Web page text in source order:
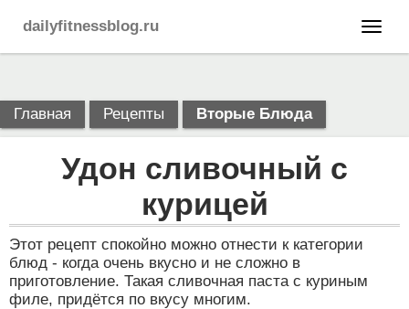
dailyfitnessblog.ru
Главная Рецепты Вторые Блюда
Удон сливочный с
курицей
Этот рецепт спокойно можно отнести к категории
блюд - когда очень вкусно и не сложно в
приготовление. Такая сливочная паста с куриным
филе, придётся по вкусу многим.